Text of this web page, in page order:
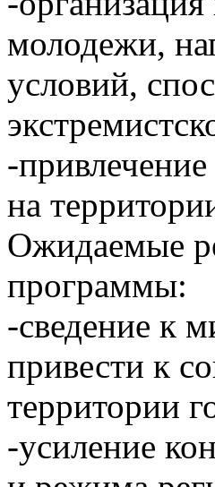
молодежи,
условий,
-
на
Ожидаемые
программы:
-сведение к
привести к
территории
-усиление